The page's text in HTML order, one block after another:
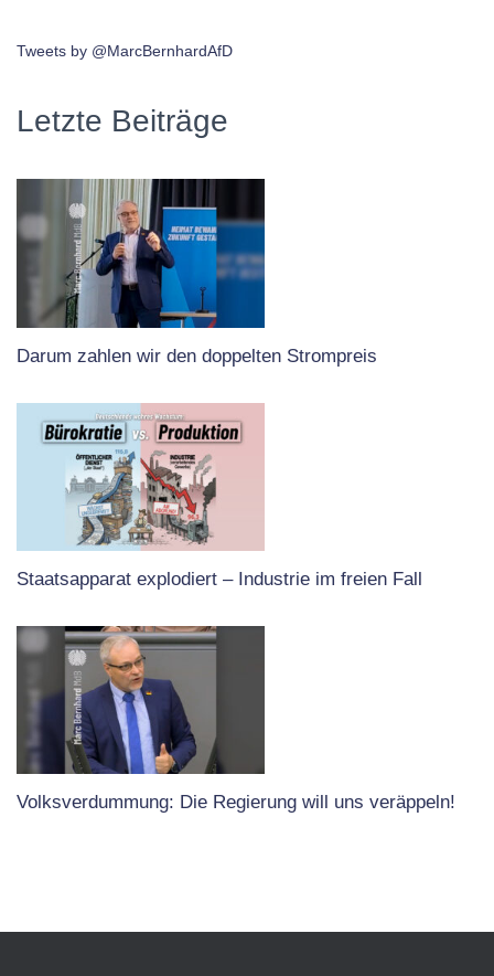
Tweets by @MarcBernhardAfD
Letzte Beiträge
Darum zahlen wir den doppelten Strompreis
Staatsapparat explodiert – Industrie im freien Fall
Volksverdummung: Die Regierung will uns veräppeln!